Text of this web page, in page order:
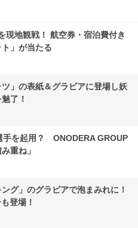
現地観戦！ 航空券・宿泊費付き
ト」が当たる
」の表紙＆グラビアに登場し妖
了！
手を起用？ ONODERA GROUP
重ね」
グ」のグラビアで泡まみれに！
登場！